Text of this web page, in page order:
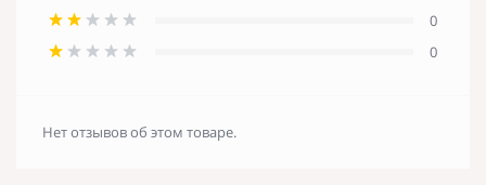
0
0
Нет отзывов об этом товаре.